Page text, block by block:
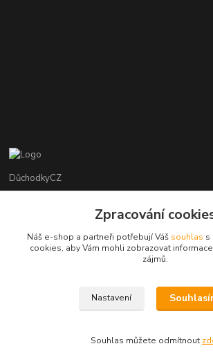
DůchodkyCZ
+420 412384749
objednavky@duchodky.cz
Zpracování
Náš e-shop a partneři potřebují Váš souhlas s
cookies, aby Vám mohli zobrazovat
zájmů.
Nastavení
Souhlas můžete odmítnout